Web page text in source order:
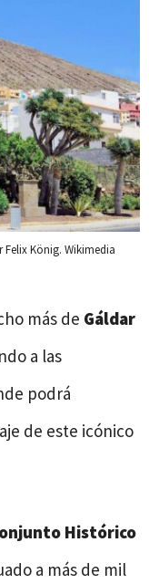
Felix König. Wikimedia
más de Gáldar
a las
podrá
de este icónico
Histórico
a más de mil